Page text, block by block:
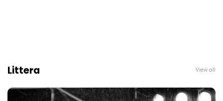
Littera View all